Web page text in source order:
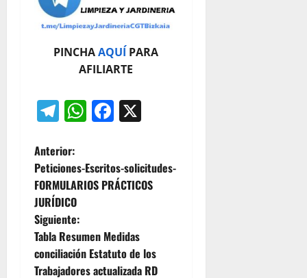
PINCHAAQUÍ PARA
AFILIARTE
Telegram
WhatsApp
Facebook
N
a
v
e
g
Anterior:
Peticiones-Escritos-solicitudes-
FORMULARIOS PRÁCTICOS
JURÍDICO
Siguiente:
Tabla Resumen Medidas
conciliación Estatuto de los
Trabajadores actualizada RD